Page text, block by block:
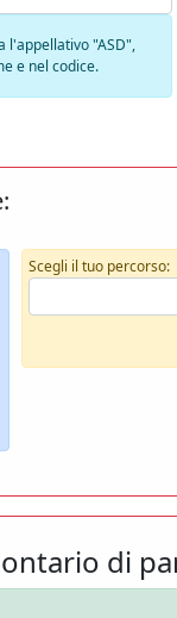
l'appellativo "ASD",
e nel codice.
Scegli il tuo percorso:
di